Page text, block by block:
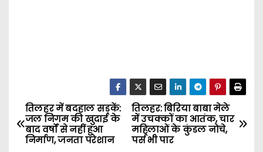
P
o
तिलहर: बिरिया बाबा मेले
में उचक्कों का आतंक, चार
महिलाओं के कुंडल नोचे,
पर्स भी पार
तिलहर में बदहाल सड़कें:
जल निगम की खुदाई के
बाद वर्षों से नहीं हुआ
निर्माण, जनता परेशान